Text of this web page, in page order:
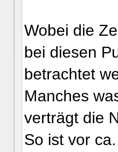
Wobei die
bei diesen
betrachtet
Manches
verträgt die
So ist vor